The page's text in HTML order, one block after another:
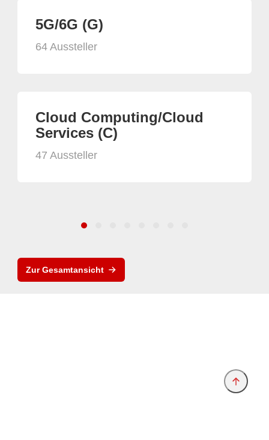
5G/6G (G)
64 Aussteller
Cloud Computing/Cloud
Services (C)
47 Aussteller
Zur Gesamtansicht